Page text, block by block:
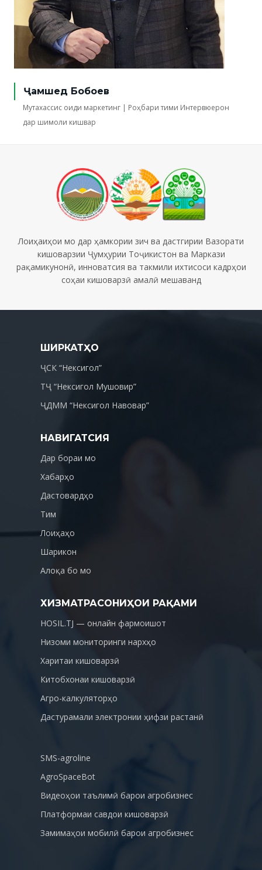
Ҷамшед Бобоев
Мутахассис оиди маркетинг | Роҳбари тими Интервюерон
дар шимоли кишвар
Лоиҳаиҳои мо дар ҳамкории зич ва дастгирии Вазорати
кишоварзии Ҷумҳурии Тоҷикистон ва Маркази
рақамикунонӣ, инноватсия ва такмили ихтисоси кадрҳои
соҳаи кишоварзӣ амалӣ мешаванд
ШИРКАТҲО
ҶСК “Нексигол”
ТҶ “Нексигол Мушовир”
ҶДММ “Нексигол Навовар”
НАВИГАТСИЯ
Дар бораи мо
Хабарҳо
Дастовардҳо
Тим
Лоиҳаҳо
Шарикон
Алоқа бо мо
ХИЗМАТРАСОНИҲОИ РАҚАМИ
HOSIL.TJ — онлайн фармоишот
Низоми мониторинги нархҳо
Харитаи кишоварзӣ
Китобхонаи кишоварзӣ
Агро-калкуляторҳо
Дастурамали электронии ҳифзи растанӣ
SMS-agroline
AgroSpaceBot
Видеоҳои таълимӣ барои агробизнес
Платформаи савдои кишоварзӣ
Замимаҳои мобилӣ барои агробизнес